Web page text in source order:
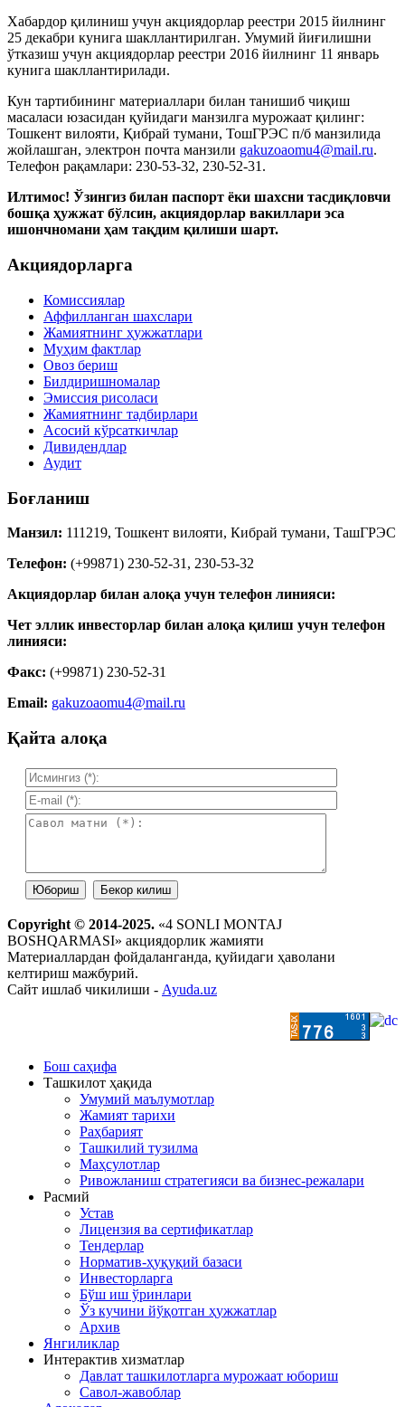
Хабардор қилиниш учун акциядорлар реестри 2015 йилнинг
25 декабри кунига шакллантирилган. Умумий йиғилишни
ўтказиш учун акциядорлар реестри 2016 йилнинг 11 январь
кунига шакллантирилади.
Кун тартибининг материаллари билан танишиб чиқиш
масаласи юзасидан қуйидаги манзилга мурожаат қилинг:
Тошкент вилояти, Қибрай тумани, ТошГРЭС п/б манзилида
жойлашган, электрон почта манзили gakuzoaomu4@mail.ru.
Телефон рақамлари: 230-53-32, 230-52-31.
Илтимос! Ўзингиз билан паспорт ёки шахсни тасдиқловчи
бошқа ҳужжат бўлсин, акциядорлар вакиллари эса
ишончномани ҳам тақдим қилиши шарт.
Акциядорларга
Комиссиялар
Аффилланган шахслари
Жамиятнинг ҳужжатлари
Муҳим фактлар
Овоз бериш
Билдиришномалар
Эмиссия рисоласи
Жамиятнинг тадбирлари
Асосий кўрсаткичлар
Дивидендлар
Аудит
Боғланиш
Манзил: 111219, Тошкент вилояти, Кибрай тумани, ТашГРЭС
Телефон: (+99871) 230-52-31, 230-53-32
Акциядорлар билан алоқа учун телефон линияси:
Чет эллик инвесторлар билан алоқа қилиш учун телефон
линияси:
Факс: (+99871) 230-52-31
Email: gakuzoaomu4@mail.ru
Қайта алоқа
Copyright © 2014-2025. «4 SONLI MONTAJ
BOSHQARMASI» акциядорлик жамияти
Материаллардан фойдаланганда, қуйидаги ҳаволани
келтириш мажбурий.
Сайт ишлаб чикилиши - Ayuda.uz
Бош саҳифа
Ташкилот ҳақида
Умумий маълумотлар
Жамият тарихи
Раҳбарият
Ташкилий тузилма
Маҳсулотлар
Ривожланиш стратегияси ва бизнес-режалари
Расмий
Устав
Лицензия ва сертификатлар
Тендерлар
Норматив-ҳуқуқий базаси
Инвесторларга
Бўш иш ўринлари
Ўз кучини йўқотган ҳужжатлар
Архив
Янгиликлар
Интерактив хизматлар
Давлат ташкилотларга мурожаат юбориш
Савол-жавоблар